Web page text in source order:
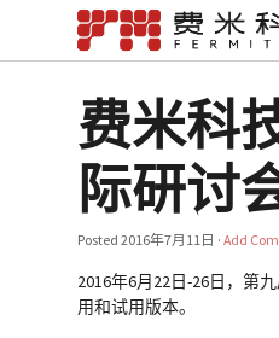
费米科
际研讨
Posted2016年7月11日 ·Add
2016年6月22日-26日，第
用和试用版本。